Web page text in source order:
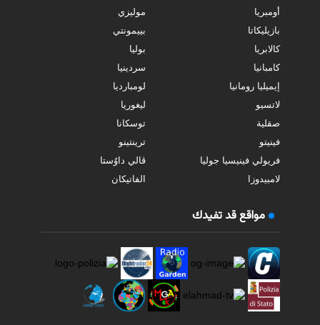
أومبريا
موليزي
بازيليكاتا
بييمونتي
كالابريا
بوليا
كامبانيا
سردينيا
إيميليا رومانيا
لومبارديا
لاتسيو
ليغوريا
صقلية
توسكانا
فينيتو
ترينتينو
فريولي فينيسيا جوليا
ڤالي داوُستا
لامبيدوزا
الفاتيكان
مواقع قد تفيدك